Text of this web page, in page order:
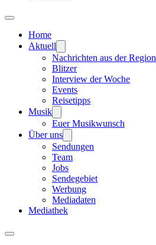
Home
Aktuell
Nachrichten aus der Region
Blitzer
Interview der Woche
Events
Reisetipps
Musik
Euer Musikwunsch
Über uns
Sendungen
Team
Jobs
Sendegebiet
Werbung
Mediadaten
Mediathek